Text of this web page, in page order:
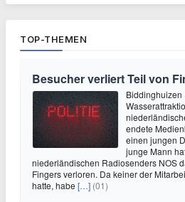
TOP-THEMEN
Besucher verliert Teil von
Biddinghuizen
endete
einen jungen
junge Mann
niederländischen Radiosenders NOS
Fingers verloren. Da keiner der
hatte, habe […] (01)